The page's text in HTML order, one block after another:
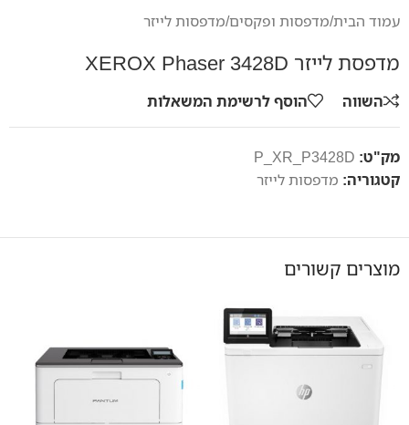
עמוד הבית/מדפסות ופקסים/מדפסות לייזר
מדפסת לייזר XEROX Phaser 3428D
השווה הוסף לרשימת המשאלות
מק"ט: P_XR_P3428D
קטגוריה: מדפסות לייזר
מוצרים קשורים